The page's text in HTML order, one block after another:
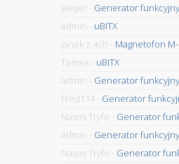
jaeger - Generator
admin - uBITX
janek z 4ch - Magnetofon M-
Tomek - uBITX
admin - Generator
Fred114 - Generator
Nasos Tryfo - Generator
admin - Generator
Nasos Tryfo - Generator